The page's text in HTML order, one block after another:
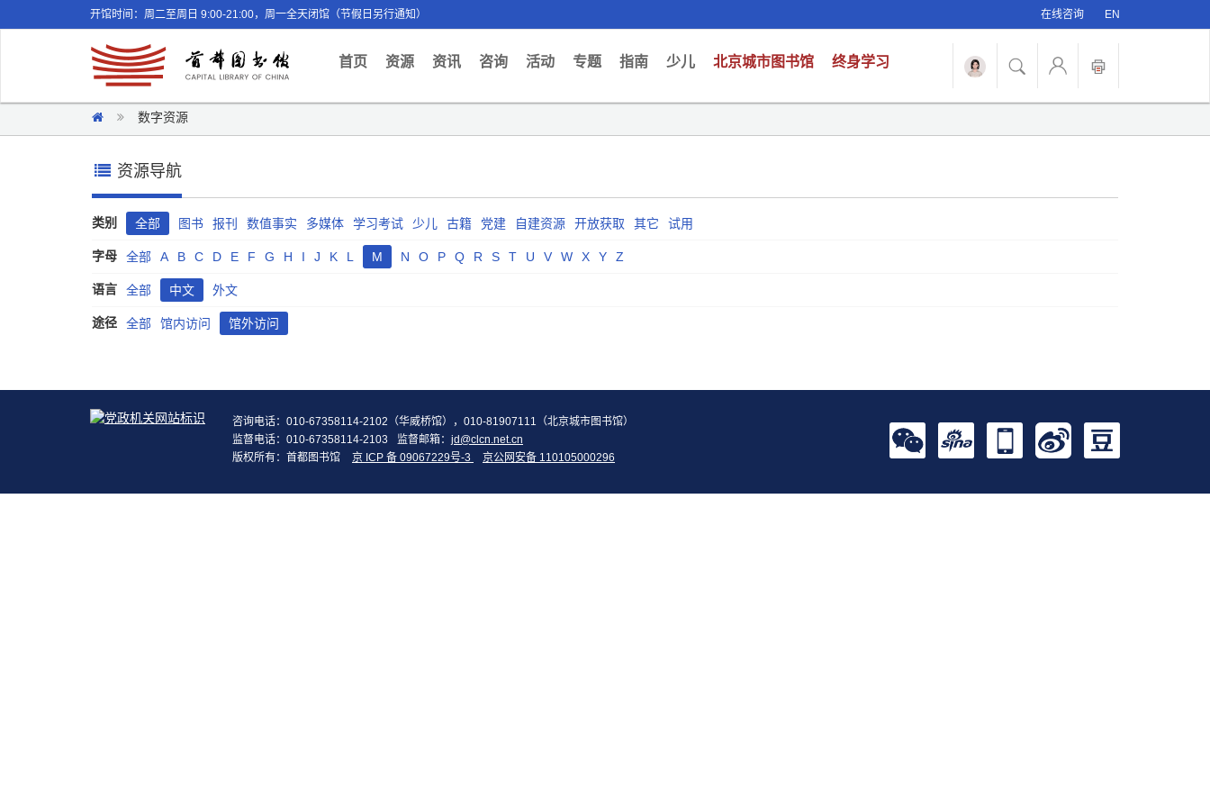
开馆时间：周二至周日 9:00-21:00，周一全天闭馆（节假日另行通知） 在线咨询 EN
首页(current)
资源 资讯 咨询 活动 专题 指南 少儿 北京城市图书馆 终身学习
数字资源
资源导航
类别 全部 图书 报刊 数值事实 多媒体 学习考试 少儿 古籍 党建 自建资源 开放获取 其它 试用
字母 全部 A B C D E F G H I J K L M N O P Q R S T U V W X Y Z
语言 全部 中文 外文
途径 全部 馆内访问 馆外访问
咨询电话：010-67358114-2102（华威桥馆），010-81907111（北京城市图书馆）
监督电话：010-67358114-2103
监督邮箱： jd@clcn.net.cn
版权所有：首都图书馆
京 ICP 备 09067229号-3 京公网安备 110105000296